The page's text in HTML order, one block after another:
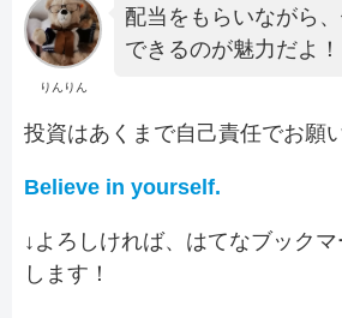
りんりん
配当をもらいながら
できるのが魅力だよ！
投資はあくまで自己責任でお願
Believe in yourself.
↓よろしければ、はてなブック
します！